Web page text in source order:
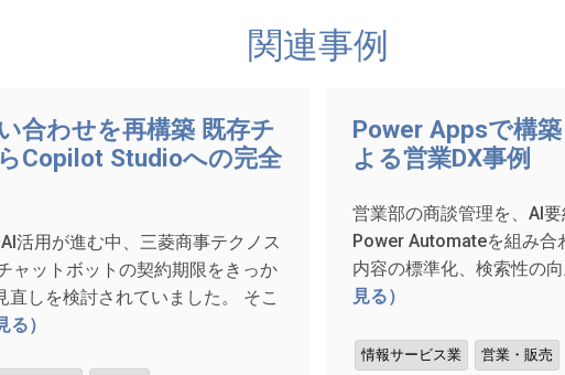
関連事例
合わせを再構築 既存チ
Copilot Studioへの完全
活用が進む中、三菱商事テクノス
ャットボットの契約期限をきっか
直しを検討されていました。 そこ
る）
Power Appsで構
よる営業DX事例
営業部の商談管理を、AI
Power Automateを組み合
内容の標準化、検索性の
見る）
情報サービス業 営業・販売